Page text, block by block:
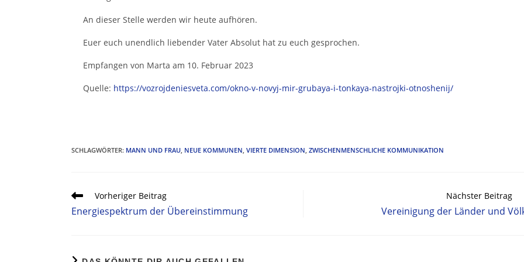
An dieser Stelle werden wir heute aufhören.
Euer euch unendlich liebender Vater Absolut hat zu euch gesprochen.
Empfangen von Marta am 10. Februar 2023
Quelle: https://vozrojdeniesveta.com/okno-v-novyj-mir-grubaya-i-tonkaya-nastrojki-otnoshenij/
SCHLAGWÖRTER: MANN UND FRAU, NEUE KOMMUNEN, VIERTE DIMENSION, ZWISCHENMENSCHLICHE KOMMUNIKATION
Vorheriger Beitrag
Energiespektrum der Übereinstimmung
Nächster Beitrag
Vereinigung der Länder und